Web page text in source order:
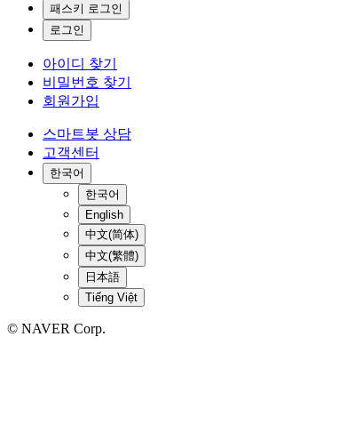
패스키 로그인
로그인
아이디 찾기
비밀번호 찾기
회원가입
스마트봇 상담
고객센터
한국어
한국어
English
中文(简体)
中文(繁體)
日本語
Tiếng Việt
© NAVER Corp.